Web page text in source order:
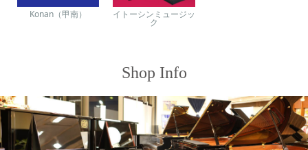
Konan（甲南） イトーシンミュージッ
ク
Shop Info